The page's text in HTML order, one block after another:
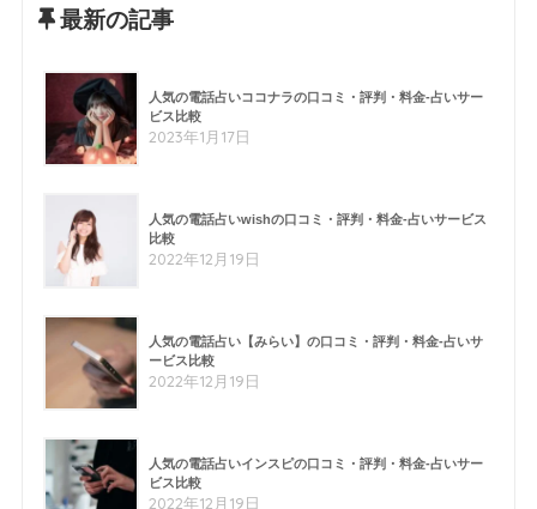
最新の記事
人気の電話占いココナラの口コミ・評判・料金-占いサー
ビス比較
2023年1月17日
人気の電話占いwishの口コミ・評判・料金-占いサービス
比較
2022年12月19日
人気の電話占い【みらい】の口コミ・評判・料金-占いサ
ービス比較
2022年12月19日
人気の電話占いインスピの口コミ・評判・料金-占いサー
ビス比較
2022年12月19日